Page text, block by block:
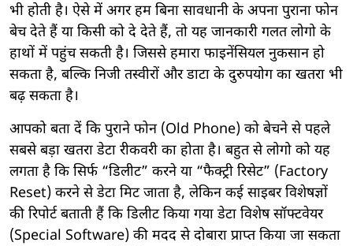
भी होती है। ऐसे में अगर हम बिना सावधानी के अपना पुराना फोन
बेच देते हैं या किसी को दे देते हैं, तो यह जानकारी गलत लोगो के
हाथों में पहुंच सकती है। जिससे हमारा फाइनेंसियल नुकसान हो
सकता है, बल्कि निजी तस्वीरों और डाटा के दुरुपयोग का खतरा भी
बढ़ सकता है।
आपको बता दें कि पुराने फोन (Old Phone) को बेचने से पहले
सबसे बड़ा खतरा डेटा रीकवरी का होता है। बहुत से लोगो को यह
लगता है कि सिर्फ “डिलीट” करने या “फैक्ट्री रिसेट” (Factory
Reset) करने से डेटा मिट जाता है, लेकिन कई साइबर विशेषज्ञों
की रिपोर्ट बताती हैं कि डिलीट किया गया डेटा विशेष सॉफ्टवेयर
(Special Software) की मदद से दोबारा प्राप्त किया जा सकता